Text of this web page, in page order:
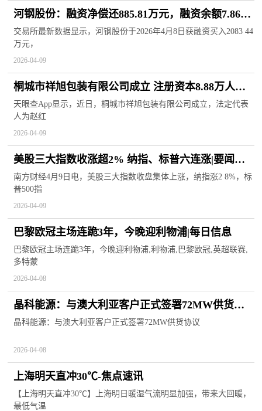
河钢股份：融资净偿还885.81万元，融资余额7.86亿
元
交易所最新数据显示，河钢股份于2026年4月8日获融资买入2083 44
万元，
2026-04-09
桐城市祥旭包装有限公司成立 注册资本8.88万人民
币
天眼查App显示，近日，桐城市祥旭包装有限公司成立，法定代表
人为赵红
2026-04-09
美股三大指数收涨超2% 纳指、标普六连涨|要闻速
递
南方财经4月9日电，美股三大指数收盘集体上涨，纳指涨2 8%，标
普500指
2026-04-09
巴黎欧冠主场连跪3年，今晚迎利物浦|每日信息
巴黎欧冠主场连跪3年，今晚迎利物浦,利物浦,巴黎欧冠,英超联赛,
多特蒙
2026-04-08
晶科能源：与澳大利亚客户正式签署72MW供货协
议-速讯
晶科能源：与澳大利亚客户正式签署72MW供货协议
2026-04-08
上海明天直冲30℃-焦点速讯
【上海明天直冲30℃】上海明日暖湿气流明显加强，带来大回暖，
最低气温